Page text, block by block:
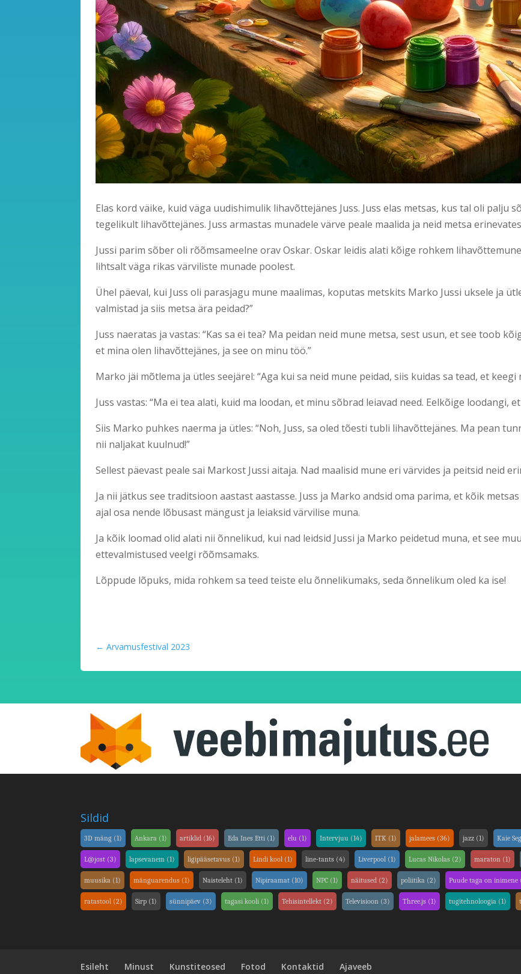
Elas kord väike, kuid väga uudishimulik lihavõttejänes Juss. Juss elas metsas, kus tal oli palju
tegelikult lihavõttejänes. Juss armastas munadele värve peale maalida ja neid metsa
Jussi parim sõber oli rõõmsameelne orav Oskar. Oskar leidis alati kõige rohkem
lihtsalt väga rikas värviliste munade poolest.
Ühel päeval, kui Juss oli parasjagu mune maalimas, koputas metskits Marko Jussi uksele ja
valmistad ja siis metsa ära peidad?”
Juss naeratas ja vastas: “Kas sa ei tea? Ma peidan neid mune metsa, sest usun, et see toob
et mina olen lihavõttejänes, ja see on minu töö.”
Marko jäi mõtlema ja ütles seejärel: “Aga kui sa neid mune peidad, siis kuidas sa tead, et keegi
Juss vastas: “Ma ei tea alati, kuid ma loodan, et minu sõbrad leiavad need. Eelkõige loodangi,
Siis Marko puhkes naerma ja ütles: “Noh, Juss, sa oled tõesti tubli lihavõttejänes. Ma pean
nii naljakat kuulnud!”
Sellest päevast peale sai Markost Jussi aitaja. Nad maalisid mune eri värvides ja peitsid neid
Ja nii jätkus see traditsioon aastast aastasse. Juss ja Marko andsid oma parima, et kõik
ajal osa nende lõbusast mängust ja leiaksid värvilise muna.
Ja kõik loomad olid alati nii õnnelikud, kui nad leidsid Jussi ja Marko peidetud muna, et see
ettevalmistused veelgi rõõmsamaks.
Lõppude lõpuks, mida rohkem sa teed teiste elu õnnelikumaks, seda õnnelikum oled ka ise!
←Arvamusfestival 2023
Sildid
3D mäng (1) Ankara (1) artiklid (16) Eda Ines Etti (1) elu (1) Intervjuu (14) ITK (1) jalamees (36) jazz (1) Kaie
L@jost (3) lapsevanem (1) ligipääsetavus (1) Lindi kool (1) line-tants (4) Liverpool (1) Lucas Nikolas (2) maraton (1)
muusika (1) mänguarendus (1) Naisteleht (1) Nipiraamat (10) NPC (1) näitused (2) poliitika (2) Puude taga on inimene
ratastool (2) Sirp (1) sünnipäev (3) tagasi kooli (1) Tehisintellekt (2) Televisioon (3) Three.js (1) tugitehnoloogia (1)
Esileht Minust Kunstiteosed Fotod Kontaktid Ajaveeb